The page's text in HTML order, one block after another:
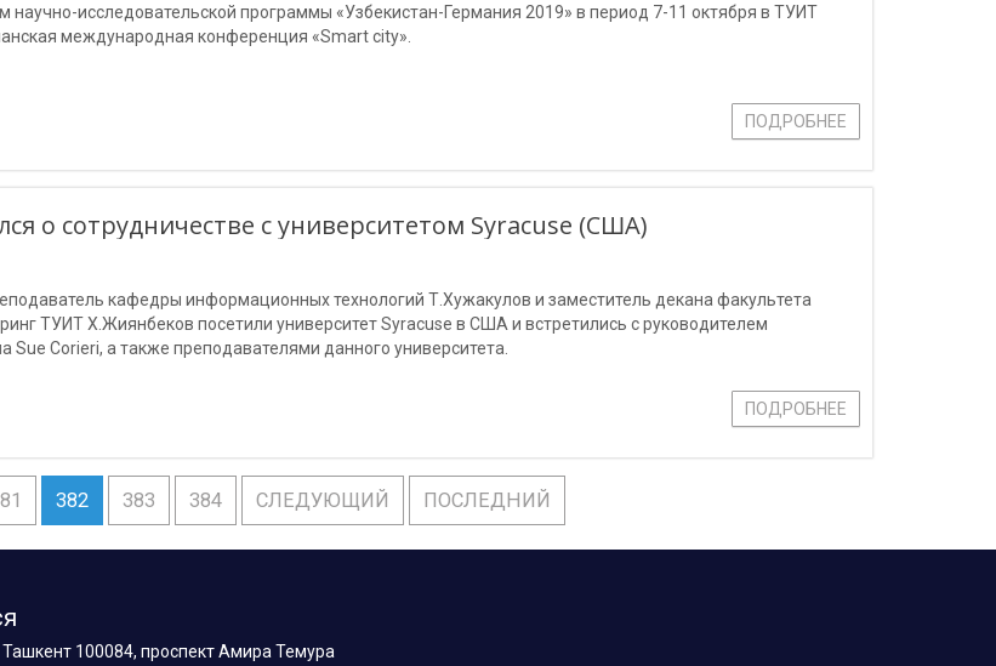
научно-исследовательской программы «Узбекистан-Германия 2019» в период 7-11 октября в ТУИТ
международная конференция «Smart city».
ПОДРОБНЕЕ
о сотрудничестве с университетом Syracuse (США)
кафедры информационных технологий Т.Хужакулов и заместитель декана факультета
ТУИТ Х.Жиянбеков посетили университет Syracuse в США и встретились с руководителем
Sue Corieri, а также преподавателями данного университета.
ПОДРОБНЕЕ
382 383 384 СЛЕДУЮЩИЙ ПОСЛЕДНИЙ
100084, проспект Амира Темура